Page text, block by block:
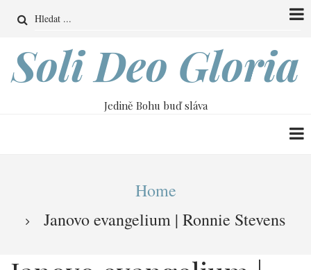
obsahu
Search
Soli Deo Gloria
Jedině Bohu buď sláva
Home
Janovo evangelium | Ronnie Stevens